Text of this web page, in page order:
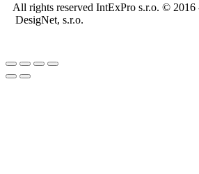
All rights reserved IntExPro s.r.o. © 2016
DesigNet, s.r.o.